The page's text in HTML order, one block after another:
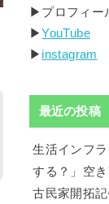
▶︎プロフィー
▶︎YouTube
▶︎ instagram
最近の投稿
生活インフ
する？」空
古民家開拓